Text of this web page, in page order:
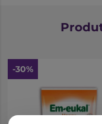
-30%